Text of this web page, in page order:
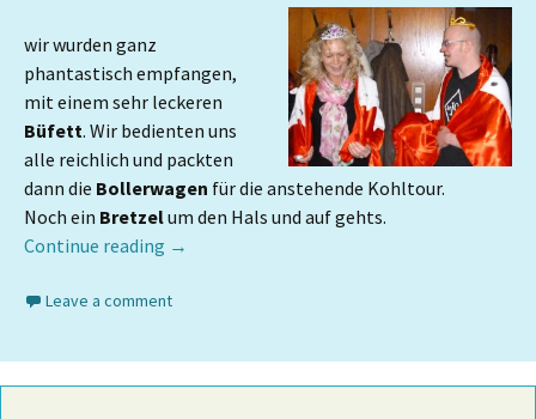
wir wurden ganz
phantastisch empfangen,
mit einem sehr leckeren
Büfett. Wir bedienten uns
alle reichlich und packten
dann die Bollerwagen für die anstehende Kohltour.
Noch ein Bretzelum den Hals und auf gehts.
Continue reading →
Leave a comment